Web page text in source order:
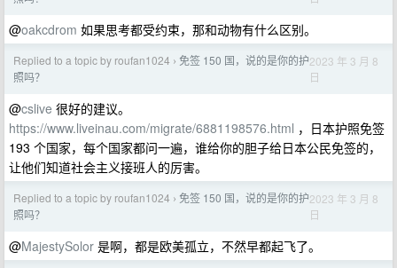
@oakcdrom 如果思考都受约束，那和动物有什么区别。
Replied to a topic by roufan1024 › 免签 150 国，说的是你的护
照吗？
2023 年 3 月 8
日
@cslive 很好的建议。
https://www.liveinau.com/migrate/6881198576.html ，日本护照免签
193 个国家，每个国家都问一遍，谁给你的胆子给日本公民免签的，
让他们知道社会主义接班人的厉害。
Replied to a topic by roufan1024 › 免签 150 国，说的是你的护
照吗？
2023 年 3 月 8
日
@MajestySolor 是啊，都是欧美孤立，不然早都起飞了。